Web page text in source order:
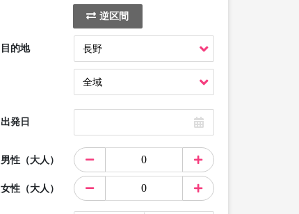
逆区間
目的地
出発日
男性（大人）
女性（大人）